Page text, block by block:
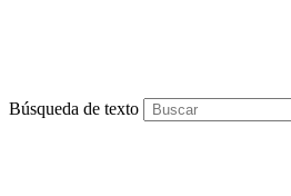
Búsqueda de texto